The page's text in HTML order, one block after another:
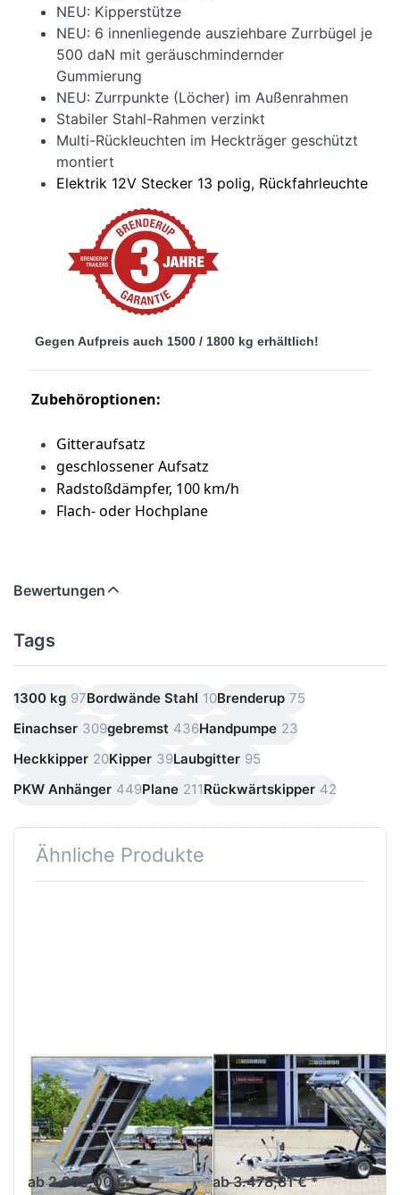
NEU: Kipperstütze
NEU: 6 innenliegende ausziehbare Zurrbügel je
500 daN mit geräuschmindernder
Gummierung
NEU: Zurrpunkte (Löcher) im Außenrahmen
Stabiler Stahl-Rahmen verzinkt
Multi-Rückleuchten im Heckträger geschützt
montiert
Elektrik 12V Stecker 13 polig, Rückfahrleuchte
Gegen Aufpreis auch 1500 / 1800 kg erhältlich!
Zubehöroptionen:
Gitteraufsatz
geschlossener Aufsatz
Radstoßdämpfer, 100 km/h
Flach- oder Hochplane
Bewertungen
Tags
1300 kg 97Bordwände Stahl 10Brenderup 75
Einachser 309gebremst 436Handpumpe 23
Heckkipper 20Kipper 39Laubgitter 95
PKW Anhänger 449Plane 211Rückwärtskipper 42
Ähnliche Produkte
EDUARD
KH 2615 1350
kg Einachser
Kompakter Kipper Einachser
ab 2.959,00 € *
UNSINN
WEB HK 2315-
13-10
Leichter Heckkipper
Einachser-Hochlader
ab 3.478,81 € *